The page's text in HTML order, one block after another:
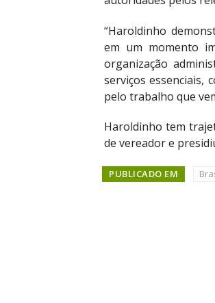
“Haroldinho
em um momento
organização
serviços essenciais,
pelo trabalho que
Haroldinho tem
de vereador e
PUBLICADO EM